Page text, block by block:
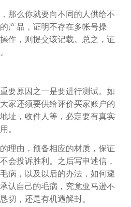
那么你就要向不同的人供给不
产品，证明不存在多帐号操
作，则提交该记载。总之，证
要原因之一是要进行测试。如
家还须要供给评价买家账户的
址，收件人等，必定要有真实
。
理由，预备相应的材质，保证
会投诉胜利。之后写申述信，
病，以及以后的办法，如何避
认自己的毛病，究竟亚马逊不
切，还是有机遇解封。